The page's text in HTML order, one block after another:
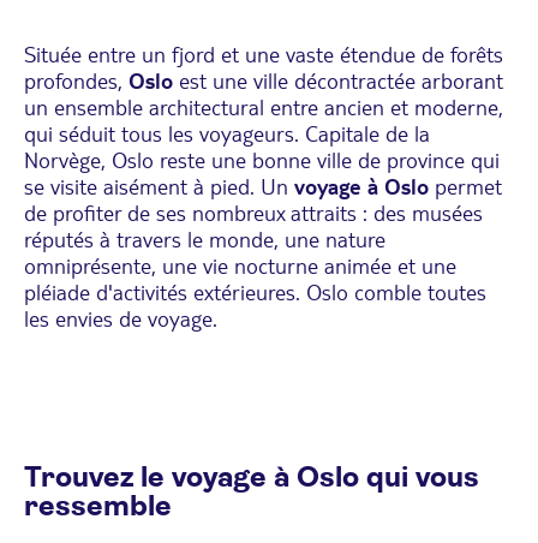
Située entre un fjord et une vaste étendue de forêts
profondes, Oslo est une ville décontractée arborant
un ensemble architectural entre ancien et moderne,
qui séduit tous les voyageurs. Capitale de la
Norvège, Oslo reste une bonne ville de province qui
se visite aisément à pied. Un voyage à Oslo permet
de profiter de ses nombreux attraits : des musées
réputés à travers le monde, une nature
omniprésente, une vie nocturne animée et une
pléiade d'activités extérieures. Oslo comble toutes
les envies de voyage.
Trouvez le voyage à Oslo qui vous
ressemble